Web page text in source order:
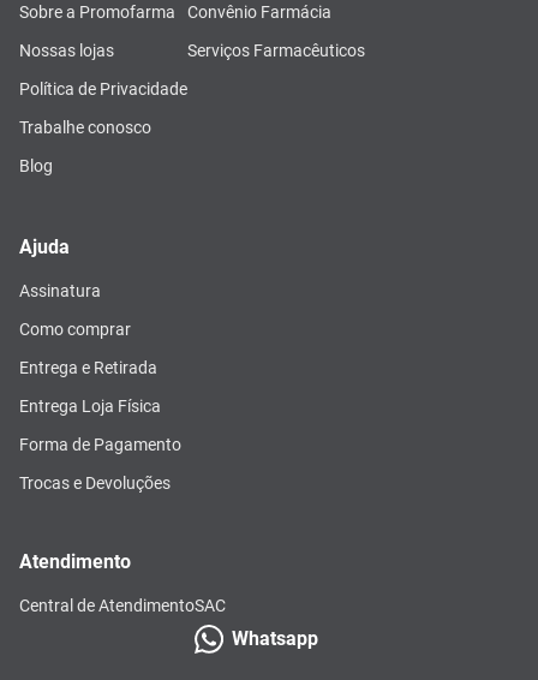
Sobre a Promofarma
Nossas lojas
Política de Privacidade
Trabalhe conosco
Blog
Convênio Farmácia
Serviços Farmacêuticos
Ajuda
Assinatura
Como comprar
Entrega e Retirada
Entrega Loja Física
Forma de Pagamento
Trocas e Devoluções
Atendimento
Central de AtendimentoSAC
Whatsapp